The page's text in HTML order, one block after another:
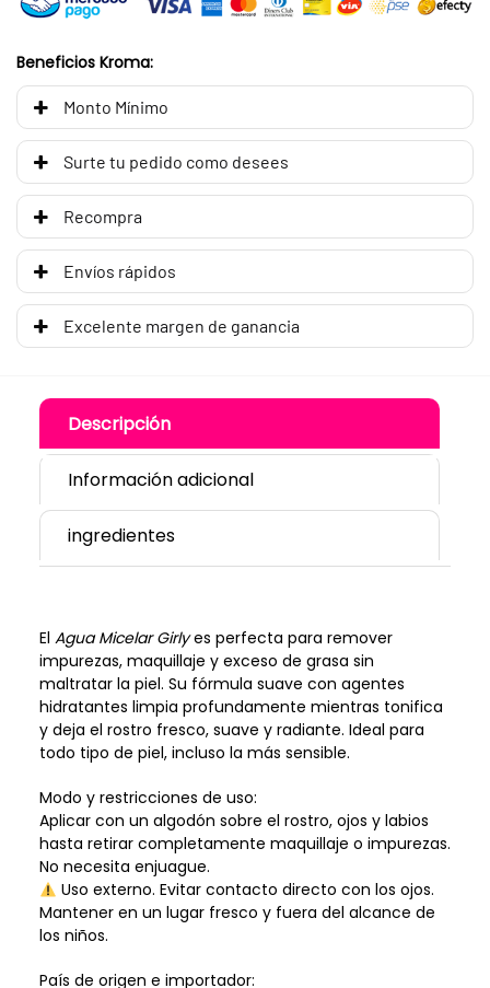
Beneficios Kroma:
Monto Mínimo
Surte tu pedido como desees
Recompra
Envíos rápidos
Excelente margen de ganancia
Descripción
Información adicional
ingredientes
El Agua Micelar Girlyes perfecta para remover
impurezas, maquillaje y exceso de grasa sin
maltratar la piel. Su fórmula suave con agentes
hidratantes limpia profundamente mientras tonifica
y deja el rostro fresco, suave y radiante. Ideal para
todo tipo de piel, incluso la más sensible.
Modo y restricciones de uso:
Aplicar con un algodón sobre el rostro, ojos y labios
hasta retirar completamente maquillaje o impurezas.
No necesita enjuague.
Uso externo. Evitar contacto directo con los ojos.
Mantener en un lugar fresco y fuera del alcance de
los niños.
País de origen e importador: